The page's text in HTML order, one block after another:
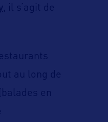
, il s’agit de
au long de
en